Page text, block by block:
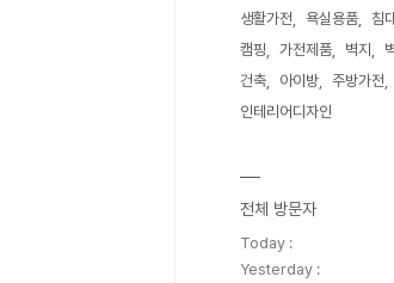
생활가전
욕실용품 침대
캠핑
가전제품 벽지
건축
아이방 주방가전
인테리어디자인
전체 방문자
Today :
Yesterday :